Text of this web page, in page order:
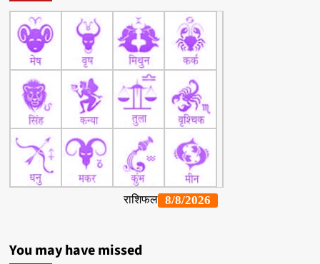
You may have missed